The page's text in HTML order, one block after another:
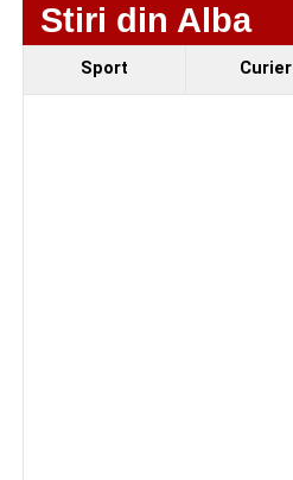
Stiri din Alba
Sport Curier